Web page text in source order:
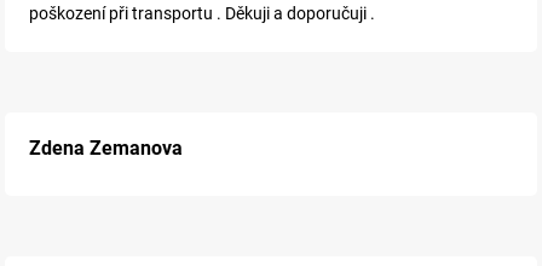
poškození při transportu . Děkuji a doporučuji .
Zdena Zemanova